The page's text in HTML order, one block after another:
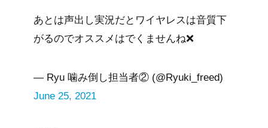
あとは声出し実況だとワイヤレスは音質下
がるのでオススメはでくませんね❌
— Ryu 噛み倒し担当者② (@Ryuki_freed)
June 25, 2021